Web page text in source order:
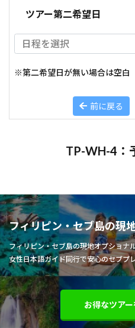
ツアー第二希望日
※第二希望日が無い場合は空白
前に戻る
TP-WH-4：
フィリピン・セブ島の現
フィリピン・セブ島の現地オプショナ
女性日本語ガイド同行で安心のセブプ
お得なツア